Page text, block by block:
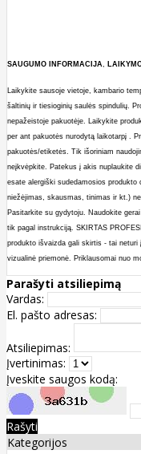
SAUGUMO INFORMACIJA,
Laikykite sausoje vietoje, kambario
šaltinių ir tiesioginių saulės spindulių.
nepažeistoje pakuotėje. Laikykite
per ant pakuotės nurodytą laikotarpį .
pakuotės/etiketės. Tik išoriniam
neįkvėpkite. Patekus į akis nuplaukite
esate alergiški sudedamosios
niežėjimas, skausmas, tinimas ir kt.)
Pasitarkite su gydytoju. Naudokite
tik pagal instrukciją. SKIRTAS
produkto išvaizda gali skirtis - tai
vizualinė priemonė. Priklausomai nuo
Parašyti atsiliepimą
Vardas:
El. pašto adresas:
Atsiliepimas:
Įvertinimas:
Įveskite saugos kodą:
Rašyti
Kategorijos